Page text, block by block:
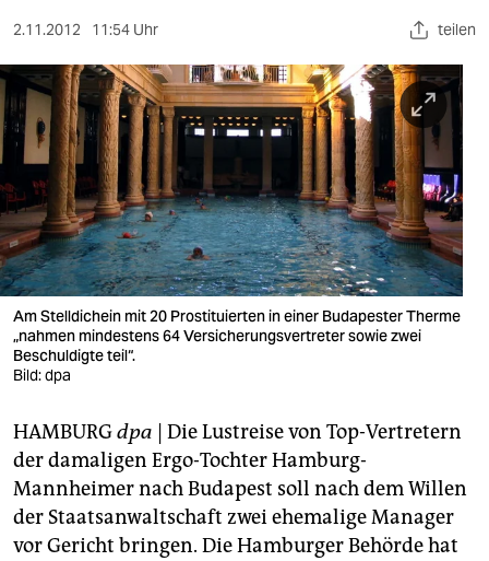
sport
berlin
nord
wahrheit
verlag
verlag
veranstaltungen
shop
unterstützen
abo
genossenschaft
2.11.2012 11:54 Uhr teilen
Am Stelldichein mit 20 Prostituierten in einer Budapester Therme
„nahmen mindestens 64 Versicherungsvertreter sowie zwei
Beschuldigte teil“.
Bild: dpa
HAMBURGdpa | Die Lustreise von Top-Vertretern
der damaligen Ergo-Tochter Hamburg-
Mannheimer nach Budapest soll nach dem Willen
der Staatsanwaltschaft zwei ehemalige Manager
vor Gericht bringen. Die Hamburger Behörde hat